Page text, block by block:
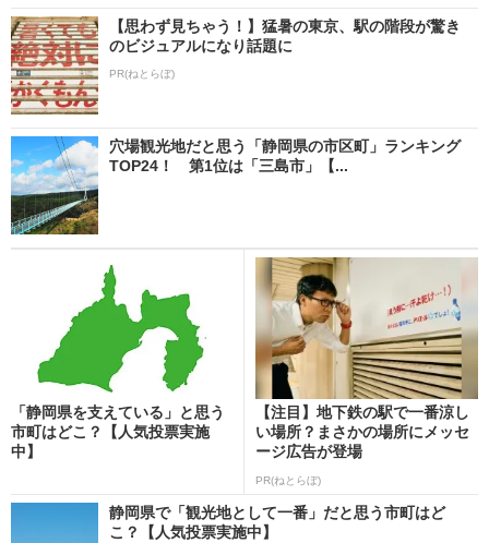
【思わず見ちゃう！】猛暑の東京、駅の階段が驚き
のビジュアルになり話題に
PR(ねとらぼ)
穴場観光地だと思う「静岡県の市区町」ランキング
TOP24！ 第1位は「三島市」【...
「静岡県を支えている」と思う
市町はどこ？【人気投票実施
中】
【注目】地下鉄の駅で一番涼し
い場所？まさかの場所にメッセ
ージ広告が登場
PR(ねとらぼ)
静岡県で「観光地として一番」だと思う市町はど
こ？【人気投票実施中】